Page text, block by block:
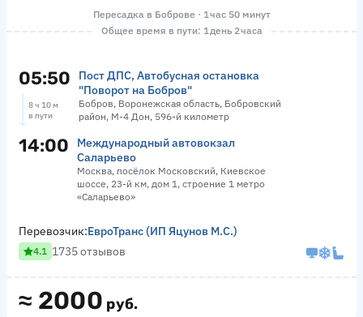
Пересадка в Боброве · 1 час 50 минут
Общее время в пути: 1 день 2 часа
05:50
Пост ДПС, Автобусная остановка
"Поворот на Бобров"
Бобров, Воронежская область, Бобровский
район, М-4 Дон, 596-й километр
8 ч 10 м
в пути
14:00
Международный автовокзал
Саларьево
Москва, посёлок Московский, Киевское
шоссе, 23-й км, дом 1, строение 1 метро
«Саларьево»
≈ 2000 руб.
Перевозчик:ЕвроТранс (ИП Яцунов М.С.)
4.1 1735 отзывов